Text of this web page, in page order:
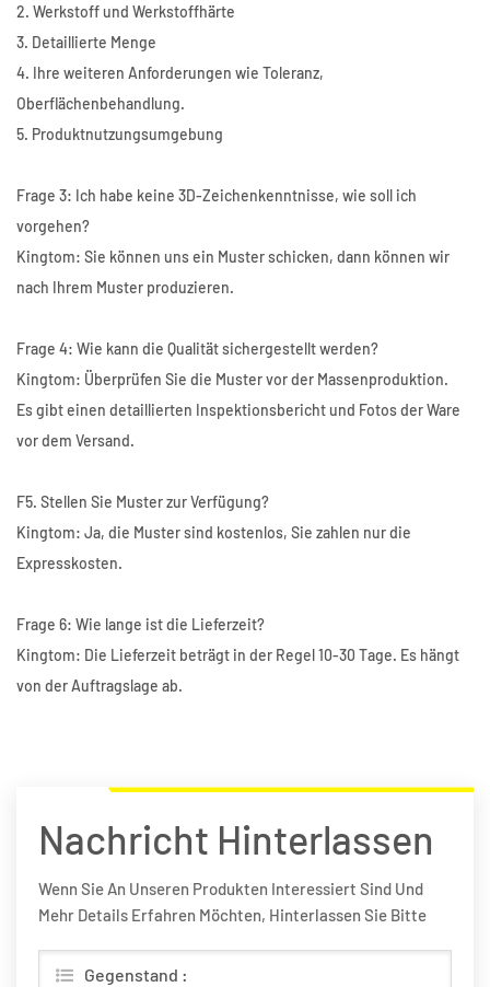
2. Werkstoff und Werkstoffhärte
3. Detaillierte Menge
4. Ihre weiteren Anforderungen wie Toleranz,
Oberflächenbehandlung.
5. Produktnutzungsumgebung
Frage 3: Ich habe keine 3D-Zeichenkenntnisse, wie soll ich
vorgehen?
Kingtom: Sie können uns ein Muster schicken, dann können wir
nach Ihrem Muster produzieren.
Frage 4: Wie kann die Qualität sichergestellt werden?
Kingtom: Überprüfen Sie die Muster vor der Massenproduktion.
Es gibt einen detaillierten Inspektionsbericht und Fotos der Ware
vor dem Versand.
F5. Stellen Sie Muster zur Verfügung?
Kingtom: Ja, die Muster sind kostenlos, Sie zahlen nur die
Expresskosten.
Frage 6: Wie lange ist die Lieferzeit?
Kingtom: Die Lieferzeit beträgt in der Regel 10-30 Tage. Es hängt
von der Auftragslage ab.
Nachricht Hinterlassen
Wenn Sie An Unseren Produkten Interessiert Sind Und
Mehr Details Erfahren Möchten, Hinterlassen Sie Bitte
Möglich Antworten.
Gegenstand :